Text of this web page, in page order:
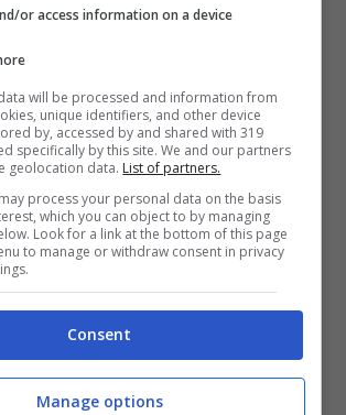
fedeli in
a piedi da Cellole fino
della Civita
or access information on a device
will be processed and information from
unique identifiers, and other device
by, accessed by and shared with 319
specifically by this site. We and our partners
geolocation data. List of partners.
process your personal data on the basis
which you can object to by managing
Look for a link at the bottom of this page
to manage or withdraw consent in privacy
Consent
Manage options